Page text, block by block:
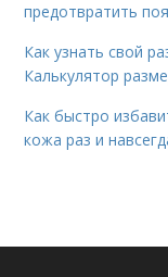
предотвратить
Как узнать свой
Калькулятор
Как быстро
кожа раз и